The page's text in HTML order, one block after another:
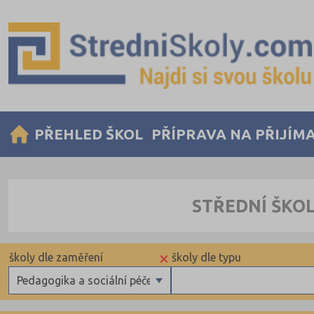
PŘEHLED ŠKOL PŘÍPRAVA NA
STŘEDNÍ
školy dle typu
×
Pedagogika a sociální péče
školy dle zaměření